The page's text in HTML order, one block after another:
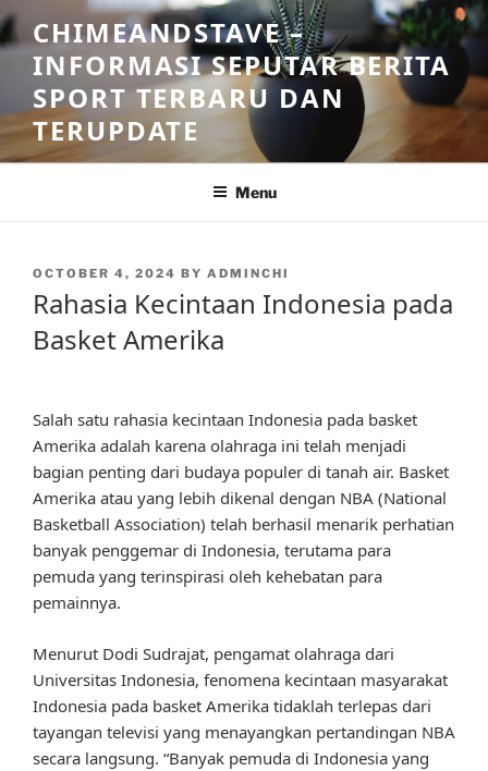
Skip
to
content
CHIMEANDSTAVE –
INFORMASI SEPUTAR BERITA
SPORT TERBARU DAN
TERUPDATE
Menu
POSTED
OCTOBER 4, 2024 BY ADMINCHI
Rahasia Kecintaan Indonesia pada
Basket Amerika
Salah satu rahasia kecintaan Indonesia pada basket
Amerika adalah karena olahraga ini telah menjadi
bagian penting dari budaya populer di tanah air. Basket
Amerika atau yang lebih dikenal dengan NBA (National
Basketball Association) telah berhasil menarik perhatian
banyak penggemar di Indonesia, terutama para
pemuda yang terinspirasi oleh kehebatan para
pemainnya.
Menurut Dodi Sudrajat, pengamat olahraga dari
Universitas Indonesia, fenomena kecintaan masyarakat
Indonesia pada basket Amerika tidaklah terlepas dari
tayangan televisi yang menayangkan pertandingan NBA
secara langsung. “Banyak pemuda di Indonesia yang